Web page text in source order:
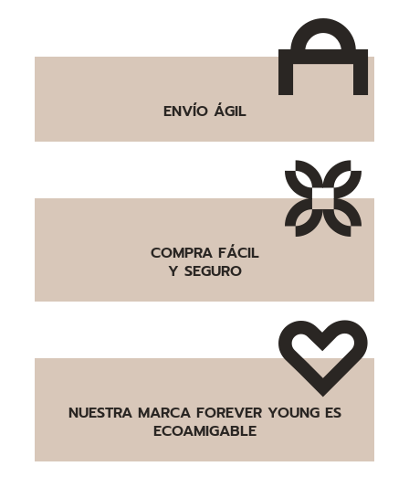
ENVÍO ÁGIL
COMPRA FÁCIL
Y SEGURO
NUESTRA MARCA FOREVER YOUNG ES
ECOAMIGABLE